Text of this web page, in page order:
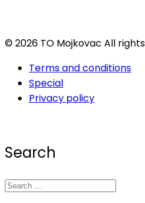
© 2026 TO Mojkovac All
Terms and conditions
Special
Privacy policy
Search